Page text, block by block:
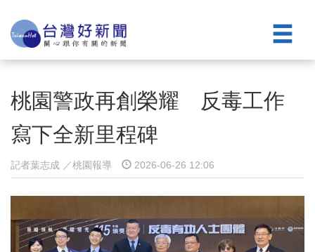
桃園警政再創榮耀 反毒工作
寫下全新里程碑
記者葉志成 ／桃園報導 2026-06-26 12:06